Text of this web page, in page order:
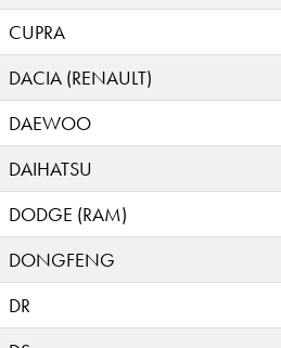
CUPRA
DACIA (RENAULT)
DAEWOO
DAIHATSU
DODGE (RAM)
DONGFENG
DR